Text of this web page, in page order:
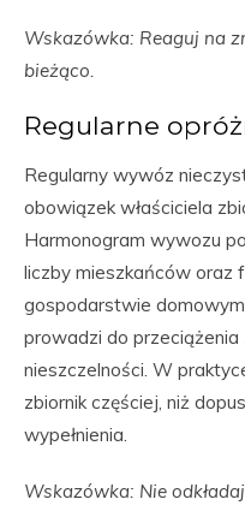
Wskazówka: Reaguj na
bieżąco.
Regularne
Regularny wywóz
obowiązek właściciela
Harmonogram wywozu
liczby mieszkańców oraz
gospodarstwie
prowadzi do przeciążenia
nieszczelności. W
zbiornik częściej, niż
wypełnienia.
Wskazówka: Nie